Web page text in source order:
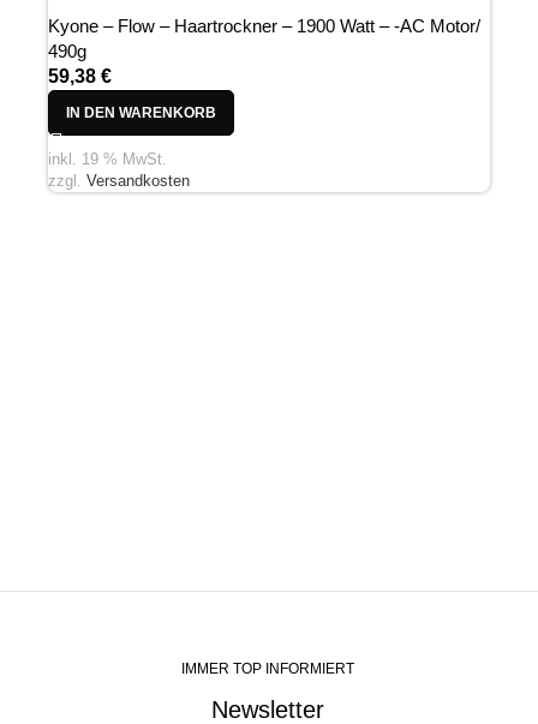
Kyone – Flow – Haartrockner – 1900 Watt – -AC Motor/
490g
59,38 €
IN DEN WARENKORB
inkl. 19 % MwSt.
zzgl. Versandkosten
IMMER TOP INFORMIERT
Newsletter